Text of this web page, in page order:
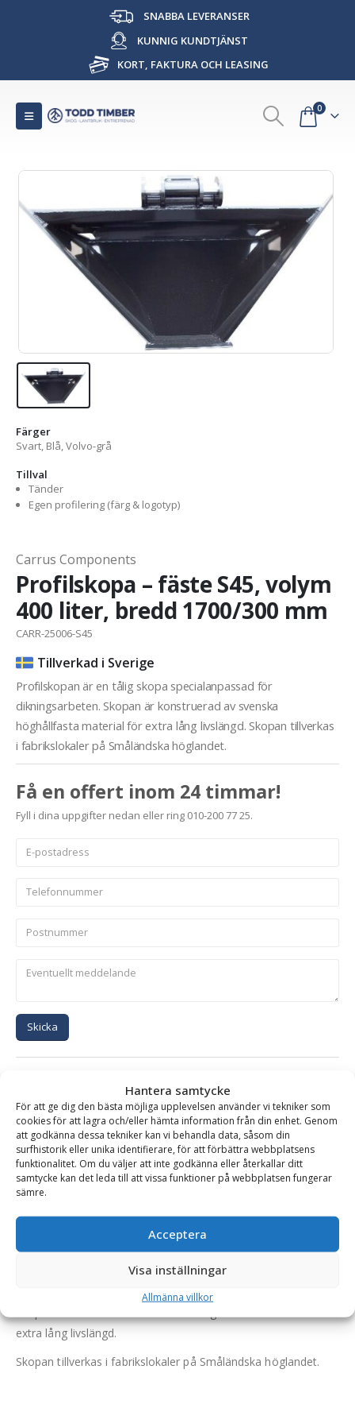
Hantera samtycke
För att ge dig den bästa möjliga upplevelsen använder vi tekniker som
cookies för att lagra och/eller hämta information från din enhet. Genom
att godkänna dessa tekniker kan vi behandla data, såsom din
surfhistorik eller unika identifierare, för att förbättra webbplatsens
funktionalitet. Om du väljer att inte godkänna eller återkallar ditt
samtycke kan det leda till att vissa funktioner på webbplatsen fungerar
sämre.
Acceptera
Visa inställningar
Allmänna villkor
SNABBA LEVERANSER
KUNNIG KUNDTJÄNST
KORT, FAKTURA OCH LEASING
0
Färger
Svart, Blå, Volvo-grå
Tillval
Tänder
Egen profilering (färg & logotyp)
Carrus Components
Profilskopa – fäste S45, volym
400 liter, bredd 1700/300 mm
CARR-25006-S45
Tillverkad i Sverige
Profilskopan är en tålig skopa specialanpassad för
dikningsarbeten. Skopan är konstruerad av svenska
höghållfasta material för extra lång livslängd. Skopan tillverkas
i fabrikslokaler på Småländska höglandet.
Få en offert inom 24 timmar!
Fyll i dina uppgifter nedan eller ring 010-200 77 25.
Skicka
BESKRIVNING
Profilskopa – fäste S45, volym 400 liter, bredd 1700/300
Profilskopan är en tålig skopa specialanpassad för
extra lång livslängd.
Skopan tillverkas i fabrikslokaler på Småländska höglandet.